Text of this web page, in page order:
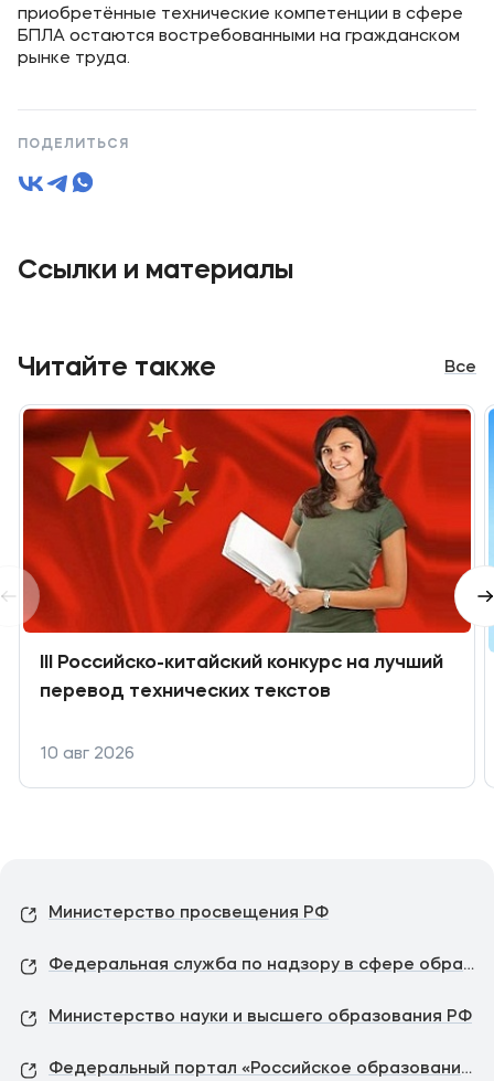
приобретённые технические компетенции в сфере
БПЛА остаются востребованными на гражданском
рынке труда.
ПОДЕЛИТЬСЯ
Ссылки и материалы
Читайте также Все
III Российско-китайский конкурс на лучший
перевод технических текстов
10 авг 2026
Министерство просвещения РФ
Федеральная служба по надзору в сфере образования и науки
Министерство науки и высшего образования РФ
Федеральный портал «Российское образование»